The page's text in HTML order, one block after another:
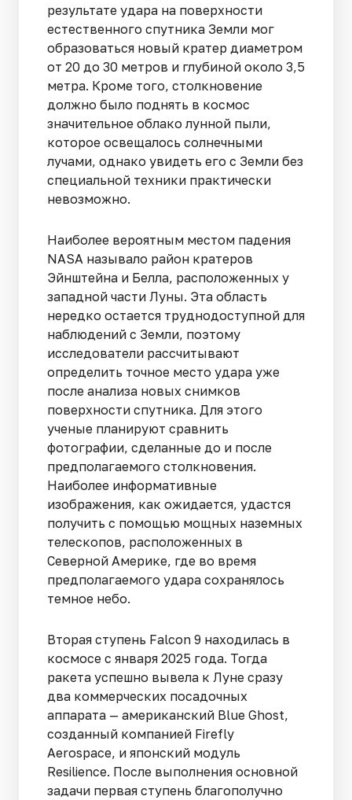
результате удара на поверхности
естественного спутника Земли мог
образоваться новый кратер диаметром
от 20 до 30 метров и глубиной около 3,5
метра. Кроме того, столкновение
должно было поднять в космос
значительное облако лунной пыли,
которое освещалось солнечными
лучами, однако увидеть его с Земли без
специальной техники практически
невозможно.
Наиболее вероятным местом падения
NASA называло район кратеров
Эйнштейна и Белла, расположенных у
западной части Луны. Эта область
нередко остается труднодоступной для
наблюдений с Земли, поэтому
исследователи рассчитывают
определить точное место удара уже
после анализа новых снимков
поверхности спутника. Для этого
ученые планируют сравнить
фотографии, сделанные до и после
предполагаемого столкновения.
Наиболее информативные
изображения, как ожидается, удастся
получить с помощью мощных наземных
телескопов, расположенных в
Северной Америке, где во время
предполагаемого удара сохранялось
темное небо.
Вторая ступень Falcon 9 находилась в
космосе с января 2025 года. Тогда
ракета успешно вывела к Луне сразу
два коммерческих посадочных
аппарата — американский Blue Ghost,
созданный компанией Firefly
Aerospace, и японский модуль
Resilience. После выполнения основной
задачи первая ступень благополучно